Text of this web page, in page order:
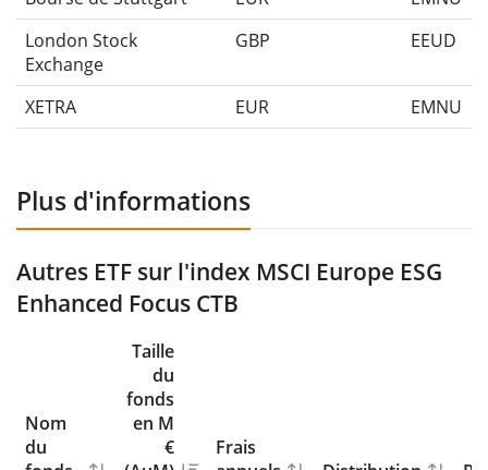
London Stock
Exchange
GBP EEUD
XETRA EUR EMNU
Plus d'informations
Autres ETF sur l'index MSCI Europe ESG
Enhanced Focus CTB
Nom
du
Taille
du
fonds
en M
€
Frais